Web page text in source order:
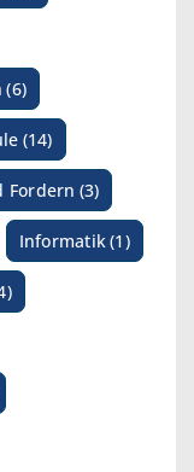
(6)
(14)
Fordern (3)
Informatik (1)